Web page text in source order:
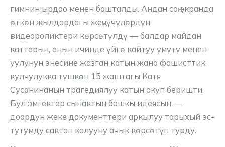
гимнин ырдоо менен башталды. Андан соң экранда
өткөн жылдардагы жеңүүчүлөрдүн
видеороликтери көрсөтүлдү — балдар майдан
каттарын, анын ичинде үйгө кайтуу үмүтү менен
уулунун энесине жазган катын жана фашисттик
кулчулукка түшкөн 15 жаштагы Катя
Сусанинанын трагедиялуу катын окуп беришти.
Бул эмгектер сынактын башкы идеясын —
доордун жеке документтери аркылуу тарыхый эс-
тутумду сактап калууну ачык көрсөтүп турду.